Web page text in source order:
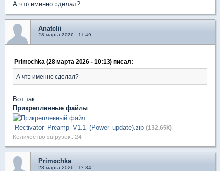
А что именно сделал?
Anatolii
28 марта 2026 - 11:49
Primochka (28 марта 2026 - 10:13) писал:
А что именно сделал?
Вот так
Прикрепленные файлы
Rectivator_Preamp_V1.1_(Power_update).zip (132,65К)
Количество загрузок:: 24
Primochka
28 марта 2026 - 12:34